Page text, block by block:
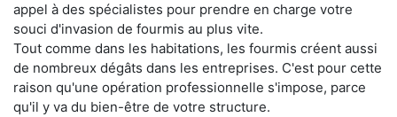
appel à des spécialistes pour prendre en charge votre
souci d'invasion de fourmis au plus vite.
Tout comme dans les habitations, les fourmis créent aussi
de nombreux dégâts dans les entreprises. C'est pour cette
raison qu'une opération professionnelle s'impose, parce
qu'il y va du bien-être de votre structure.